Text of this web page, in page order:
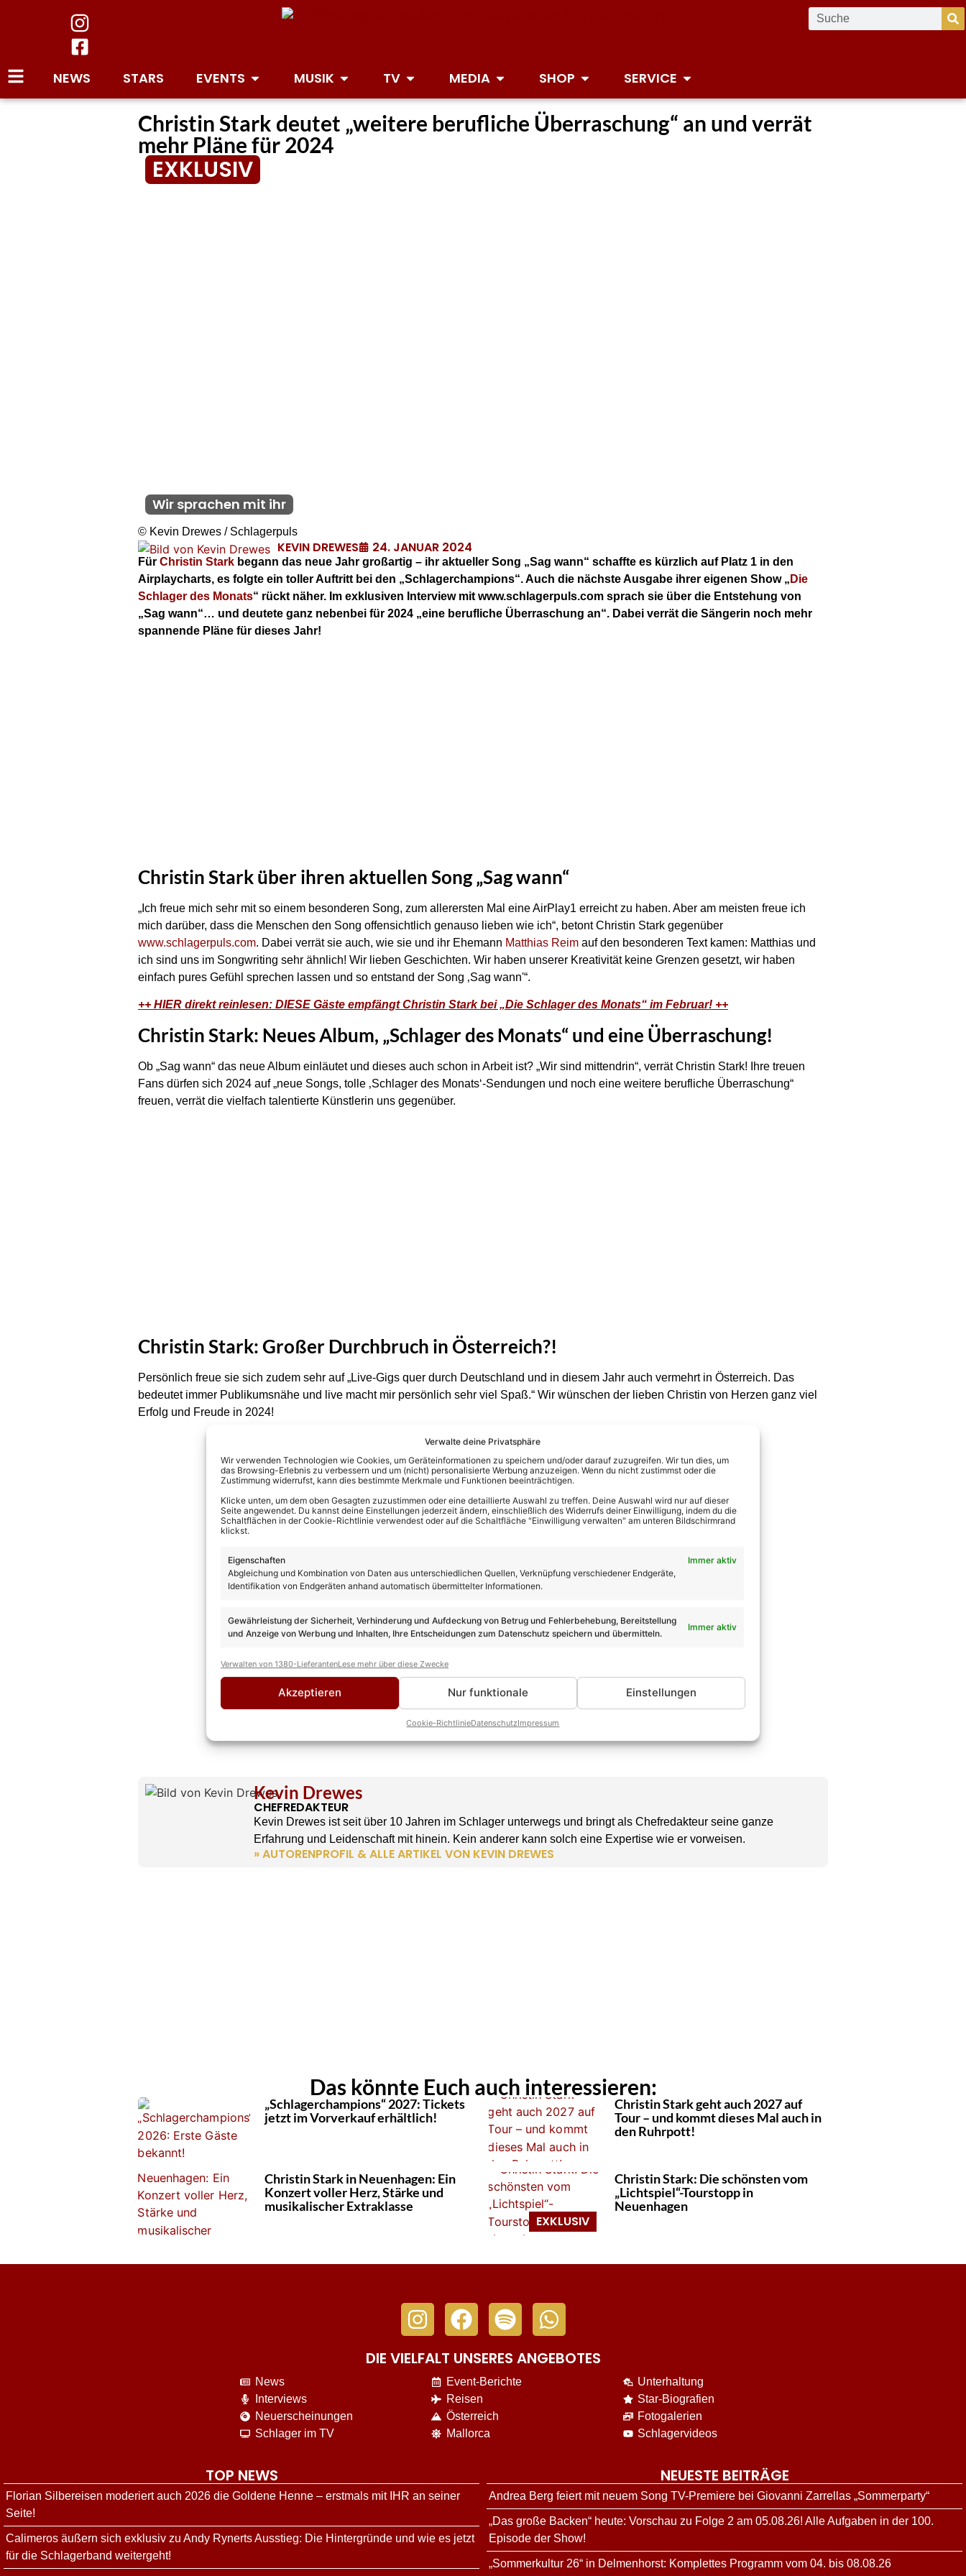
Verwalte deine Privatsphäre
Wir verwenden Technologien wie Cookies, um Geräteinformationen zu speichern und/oder darauf zuzugreifen. Wir tun dies, um
das Browsing-Erlebnis zu verbessern und um (nicht) personalisierte Werbung anzuzeigen. Wenn du nicht zustimmst oder die
Zustimmung widerrufst, kann dies bestimmte Merkmale und Funktionen beeinträchtigen.
Klicke unten, um dem oben Gesagten zuzustimmen oder eine detaillierte Auswahl zu treffen. Deine Auswahl wird nur auf dieser
Seite angewendet. Du kannst deine Einstellungen jederzeit ändern, einschließlich des Widerrufs deiner Einwilligung, indem du die
Schaltflächen in der Cookie-Richtlinie verwendest oder auf die Schaltfläche "Einwilligung verwalten" am unteren Bildschirmrand
klickst.
Eigenschaften
Immer aktiv
Abgleichung und Kombination von Daten aus unterschiedlichen Quellen, Verknüpfung verschiedener Endgeräte,
Identifikation von Endgeräten anhand automatisch übermittelter Informationen.
Gewährleistung der Sicherheit, Verhinderung und Aufdeckung von Betrug und Fehlerbehebung, Bereitstellung
und Anzeige von Werbung und Inhalten, Ihre Entscheidungen zum Datenschutz speichern und übermitteln.
Immer aktiv
Verwalten von 1380-LieferantenLese mehr über diese Zwecke
Akzeptieren Nur funktionale Einstellungen
Cookie-RichtlinieDatenschutzImpressum
NEWS STARS EVENTS MUSIK TV MEDIA SHOP SERVICE
Christin Stark deutet „weitere berufliche Überraschung“ an und verrät
mehr Pläne für 2024
EXKLUSIV
Wir sprachen mit ihr
© Kevin Drewes / Schlagerpuls
KEVIN DREWES 24. JANUAR 2024
Für Christin Stark begann das neue Jahr großartig – ihr aktueller Song „Sag wann“ schaffte es kürzlich auf Platz 1 in den
Airplaycharts, es folgte ein toller Auftritt bei den „Schlagerchampions“. Auch die nächste Ausgabe ihrer eigenen Show „ Die
Schlager des Monats“ rückt näher. Im exklusiven Interview mit www.schlagerpuls.com sprach sie über die Entstehung von
„Sag wann“… und deutete ganz nebenbei für 2024 „eine berufliche Überraschung an“. Dabei verrät die Sängerin noch mehr
spannende Pläne für dieses Jahr!
Christin Stark über ihren aktuellen Song „Sag wann“
„Ich freue mich sehr mit so einem besonderen Song, zum allerersten Mal eine AirPlay1 erreicht zu haben. Aber am meisten freue ich
mich darüber, dass die Menschen den Song offensichtlich genauso lieben wie ich“, betont Christin Stark gegenüber
www.schlagerpuls.com. Dabei verrät sie auch, wie sie und ihr Ehemann Matthias Reim auf den besonderen Text kamen: Matthias und
ich sind uns im Songwriting sehr ähnlich! Wir lieben Geschichten. Wir haben unserer Kreativität keine Grenzen gesetzt, wir haben
einfach pures Gefühl sprechen lassen und so entstand der Song ‚Sag wann'“.
++ HIER direkt reinlesen: DIESE Gäste empfängt Christin Stark bei „Die Schlager des Monats“ im Februar! ++
Christin Stark: Neues Album, „Schlager des Monats“ und eine Überraschung!
Ob „Sag wann“ das neue Album einläutet und dieses auch schon in Arbeit ist? „Wir sind mittendrin“, verrät Christin Stark! Ihre treuen
Fans dürfen sich 2024 auf „neue Songs, tolle ‚Schlager des Monats‘-Sendungen und noch eine weitere berufliche Überraschung“
freuen, verrät die vielfach talentierte Künstlerin uns gegenüber.
Christin Stark: Großer Durchbruch in Österreich?!
Persönlich freue sie sich zudem sehr auf „Live-Gigs quer durch Deutschland und in diesem Jahr auch vermehrt in Österreich. Das
bedeutet immer Publikumsnähe und live macht mir persönlich sehr viel Spaß.“ Wir wünschen der lieben Christin von Herzen ganz viel
Erfolg und Freude in 2024!
Kevin Drewes
CHEFREDAKTEUR
Kevin Drewes ist seit über 10 Jahren im Schlager unterwegs und bringt als Chefredakteur seine ganze
Erfahrung und Leidenschaft mit hinein. Kein anderer kann solch eine Expertise wie er vorweisen.
» AUTORENPROFIL & ALLE ARTIKEL VON KEVIN DREWES
Das könnte Euch auch interessieren:
„Schlagerchampions“ 2027: Tickets
jetzt im Vorverkauf erhältlich!
Christin Stark geht auch 2027 auf
Tour – und kommt dieses Mal auch in
den Ruhrpott!
Christin Stark in Neuenhagen: Ein
Konzert voller Herz, Stärke und
musikalischer Extraklasse
Christin Stark: Die schönsten vom
„Lichtspiel“-Tourstopp in
Neuenhagen
DIE VIELFALT UNSERES ANGEBOTES
News
Interviews
Neuerscheinungen
Schlager im TV
Event-Berichte
Reisen
Österreich
Mallorca
Unterhaltung
Star-Biografien
Fotogalerien
Schlagervideos
TOP NEWS
Florian Silbereisen moderiert auch 2026 die Goldene Henne – erstmals mit IHR an seiner
Seite!
Calimeros äußern sich exklusiv zu Andy Rynerts Ausstieg: Die Hintergründe und wie es jetzt
für die Schlagerband weitergeht!
NEUESTE BEITRÄGE
Andrea Berg feiert mit neuem Song TV-Premiere bei Giovanni Zarrellas „Sommerparty“
„Das große Backen“ heute: Vorschau zu Folge 2 am 05.08.26! Alle Aufgaben in der 100.
Episode der Show!
„Sommerkultur 26“ in Delmenhorst: Komplettes Programm vom 04. bis 08.08.26